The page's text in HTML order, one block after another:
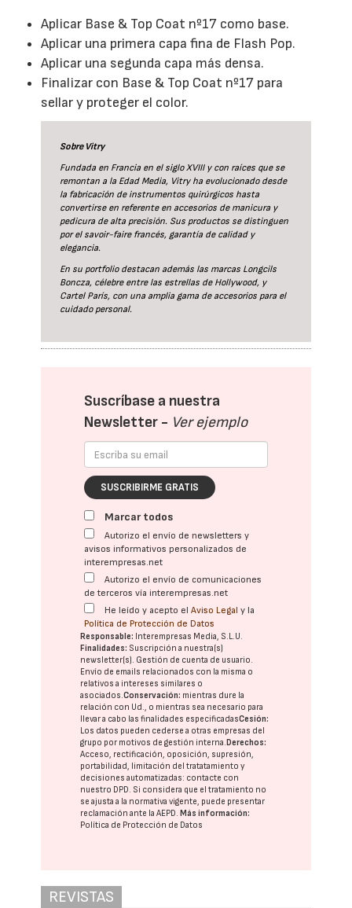
Aplicar Base & Top Coat nº17 como base.
Aplicar una primera capa fina de Flash Pop.
Aplicar una segunda capa más densa.
Finalizar con Base & Top Coat nº17 para
sellar y proteger el color.
Sobre Vitry
Fundada en Francia en el siglo XVIII y con raíces que se
remontan a la Edad Media, Vitry ha evolucionado desde
la fabricación de instrumentos quirúrgicos hasta
convertirse en referente en accesorios de manicura y
pedicura de alta precisión. Sus productos se distinguen
por el savoir-faire francés, garantía de calidad y
elegancia.
En su portfolio destacan además las marcas Longcils
Boncza, célebre entre las estrellas de Hollywood, y
Cartel París, con una amplia gama de accesorios para el
cuidado personal.
Suscríbase a nuestra
Newsletter - Ver ejemplo
SUSCRIBIRME GRATIS
Marcar todos
Autorizo el envío de newsletters y
avisos informativos personalizados de
interempresas.net
Autorizo el envío de comunicaciones
de terceros vía interempresas.net
He leído y acepto elAviso Legal y la
Política de Protección de Datos
Responsable: Interempresas Media, S.L.U.
Finalidades: Suscripción a nuestra(s)
newsletter(s). Gestión de cuenta de usuario.
Envío de emails relacionados con la misma o
relativos a intereses similares o
asociados.Conservación: mientras dure la
relación con Ud., o mientras sea necesario para
llevar a cabo las finalidades especificadasCesión:
Los datos pueden cederse a otras empresas del
grupo por motivos de gestión interna. Derechos:
Acceso, rectificación, oposición, supresión,
portabilidad, limitación del tratatamiento y
decisiones automatizadas: contacte con
nuestro DPD. Si considera que el tratamiento no
se ajusta a la normativa vigente, puede presentar
reclamación ante laAEPD. Más información:
Política de Protección de Datos
REVISTAS